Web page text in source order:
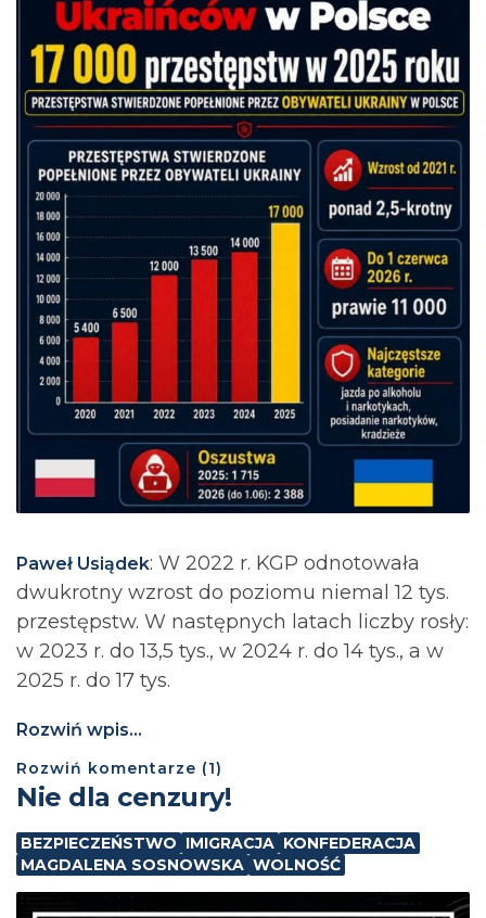
Paweł Usiądek: ⁨W 2022 r. KGP odnotowała
dwukrotny wzrost do poziomu niemal 12 tys.
przestępstw. W następnych latach liczby rosły:
w 2023 r. do 13,5 tys., w 2024 r. do 14 tys., a w
2025 r. do 17 tys.
Rozwiń wpis...
Rozwiń komentarze (1)
Nie dla cenzury!
BEZPIECZEŃSTWO IMIGRACJA KONFEDERACJA
MAGDALENA SOSNOWSKA WOLNOŚĆ